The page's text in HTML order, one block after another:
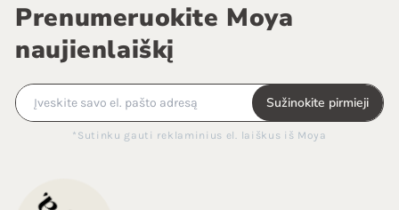
Prenumeruokite Moya
naujienlaiškį
Sužinokite pirmieji
*Sutinku gauti reklaminius el. laiškus iš Moya